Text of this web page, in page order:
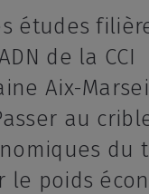
études
de la CCI
Aix-
au
du
le poids